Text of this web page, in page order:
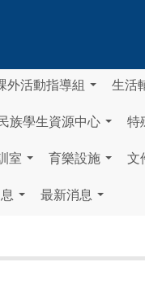
外活動指導組 生活
族學生資源中心 特
室 育樂設施 文
最新消息